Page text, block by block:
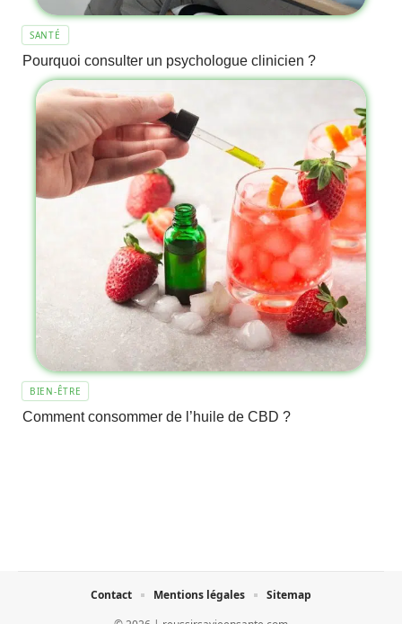
SANTÉ
Pourquoi consulter un psychologue clinicien ?
BIEN-ÊTRE
Comment consommer de l’huile de CBD ?
Contact Mentions légales Sitemap